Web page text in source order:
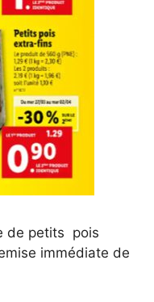
de petits pois
immédiate de